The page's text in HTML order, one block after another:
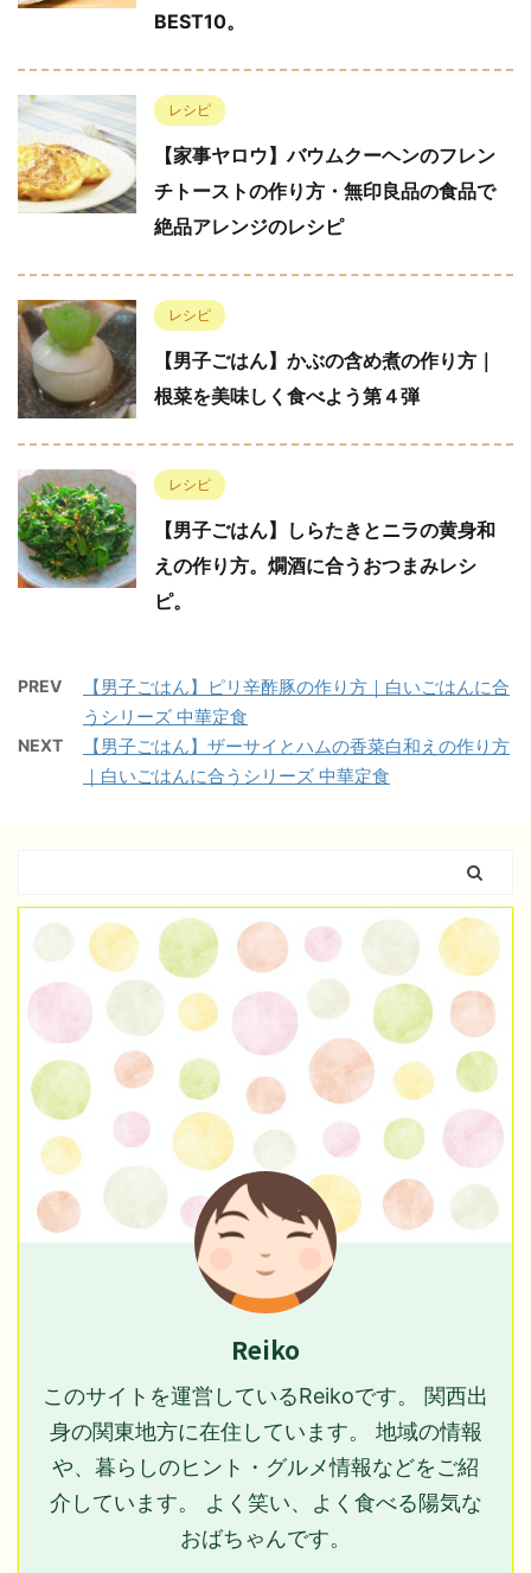
BEST10。
レシピ
【家事ヤロウ】バウムクーヘンのフレン
チトーストの作り方・無印良品の食品で
絶品アレンジのレシピ
レシピ
【男子ごはん】かぶの含め煮の作り方｜
根菜を美味しく食べよう第４弾
レシピ
【男子ごはん】しらたきとニラの黄身和
えの作り方。燗酒に合うおつまみレシ
ピ。
PREV
【男子ごはん】ピリ辛酢豚の作り方｜白いごはんに合
うシリーズ 中華定食
NEXT
【男子ごはん】ザーサイとハムの香菜白和えの作り方
｜白いごはんに合うシリーズ 中華定食
Reiko
このサイトを運営しているReikoです。 関西出
身の関東地方に在住しています。 地域の情報
や、暮らしのヒント・グルメ情報などをご紹
介しています。 よく笑い、よく食べる陽気な
おばちゃんです。